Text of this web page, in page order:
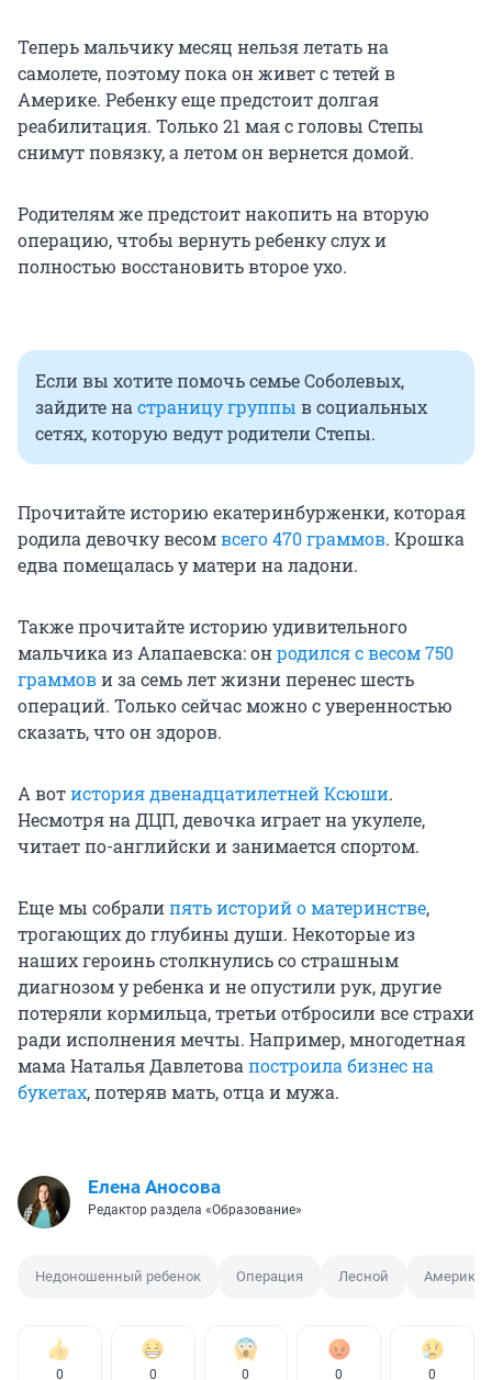
Теперь мальчику месяц нельзя летать на
самолете, поэтому пока он живет с тетей в
Америке. Ребенку еще предстоит долгая
реабилитация. Только 21 мая с головы Степы
снимут повязку, а летом он вернется домой.
Родителям же предстоит накопить на вторую
операцию, чтобы вернуть ребенку слух и
полностью восстановить второе ухо.
Если вы хотите помочь семье Соболевых,
зайдите на страницу группы в социальных
сетях, которую ведут родители Степы.
Прочитайте историю екатеринбурженки, которая
родила девочку весомвсего 470 граммов. Крошка
едва помещалась у матери на ладони.
Также прочитайте историю удивительного
мальчика из Алапаевска: онродился с весом 750
граммови за семь лет жизни перенес шесть
операций. Только сейчас можно с уверенностью
сказать, что он здоров.
А вотистория двенадцатилетней Ксюши.
Несмотря на ДЦП, девочка играет на укулеле,
читает по-английски и занимается спортом.
Еще мы собралипять историй о материнстве,
трогающих до глубины души. Некоторые из
наших героинь столкнулись со страшным
диагнозом у ребенка и не опустили рук, другие
потеряли кормильца, третьи отбросили все страхи
ради исполнения мечты. Например, многодетная
мама Наталья Давлетова построила бизнес на
букетах, потеряв мать, отца и мужа.
Елена Аносова
Редактор раздела «Образование»
Недоношенный ребенок Операция Лесной Америка
0 0 0 0 0